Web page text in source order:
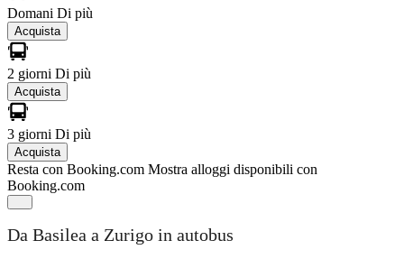
Domani Di più
Acquista
2 giorni Di più
Acquista
3 giorni Di più
Acquista
Resta con Booking.com Mostra alloggi disponibili con
Booking.com
Da Basilea a Zurigo in autobus